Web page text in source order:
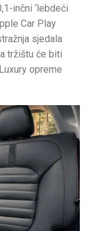
inčni ‘lebdeći
Car Play
sjedala
tržištu će biti
opreme